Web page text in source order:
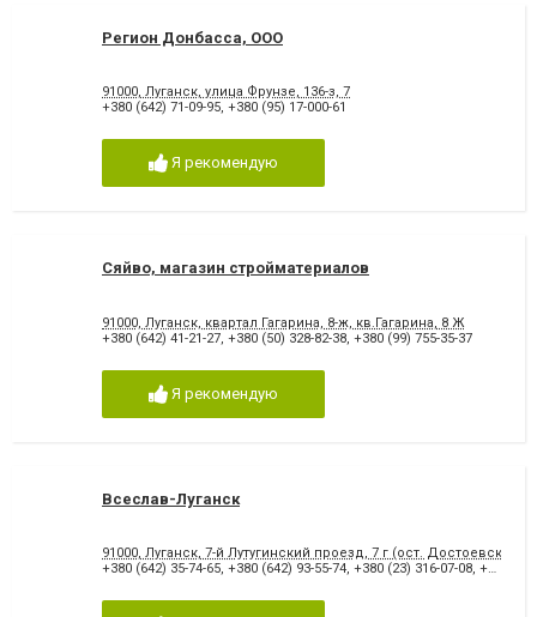
Регион Донбасса, ООО
91000, Луганск, улица Фрунзе, 136-з, 7
+380 (642) 71-09-95, +380 (95) 17-000-61
Я рекомендую
Сяйво, магазин стройматериалов
91000, Луганск, квартал Гагарина, 8-ж, кв.Гагарина, 8 Ж
+380 (642) 41-21-27 +380 (50) 328-82-38 +380 (99) 755-35-37
Я рекомендую
Всеслав-Луганск
91000, Луганск, 7-й Лутугинский проезд, 7 г (ост. Достоевского)
+380 (642) 35-74-65, +380 (642) 93-55-74, +380 (23) 316-07-08, +380 (50) 476-35-17